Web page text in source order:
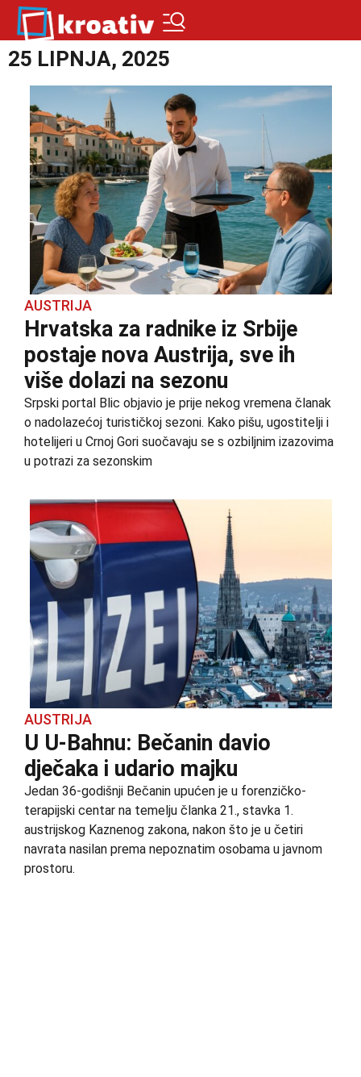
25 LIPNJA, 2025
AUSTRIJA
Hrvatska za radnike iz Srbije
postaje nova Austrija, sve ih
više dolazi na sezonu
Srpski portal Blic objavio je prije nekog vremena članak
o nadolazećoj turističkoj sezoni. Kako pišu, ugostitelji i
hotelijeri u Crnoj Gori suočavaju se s ozbiljnim izazovima
u potrazi za sezonskim
AUSTRIJA
U U-Bahnu: Bečanin davio
dječaka i udario majku
Jedan 36-godišnji Bečanin upućen je u forenzičko-
terapijski centar na temelju članka 21., stavka 1.
austrijskog Kaznenog zakona, nakon što je u četiri
navrata nasilan prema nepoznatim osobama u javnom
prostoru.